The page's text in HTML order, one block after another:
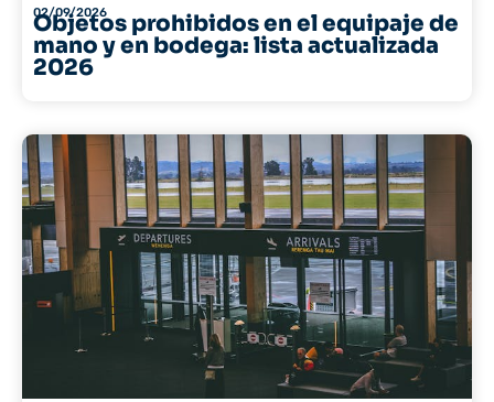
02/09/2026
Objetos prohibidos en el equipaje de
mano y en bodega: lista actualizada
2026